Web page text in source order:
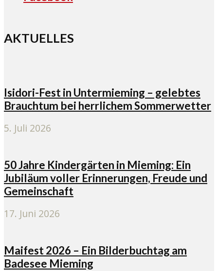
AKTUELLES
Isidori-Fest in Untermieming – gelebtes
Brauchtum bei herrlichem Sommerwetter
5. Juli 2026
50 Jahre Kindergärten in Mieming: Ein
Jubiläum voller Erinnerungen, Freude und
Gemeinschaft
17. Juni 2026
Maifest 2026 – Ein Bilderbuchtag am
Badesee Mieming